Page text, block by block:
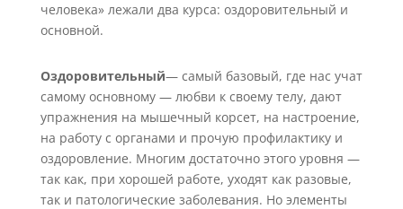
человека» лежали два курса: оздоровительный и
основной.
Оздоровительный— самый базовый, где нас учат
самому основному — любви к своему телу, дают
упражнения на мышечный корсет, на настроение,
на работу с органами и прочую профилактику и
оздоровление. Многим достаточно этого уровня —
так как, при хорошей работе, уходят как разовые,
так и патологические заболевания. Но элементы